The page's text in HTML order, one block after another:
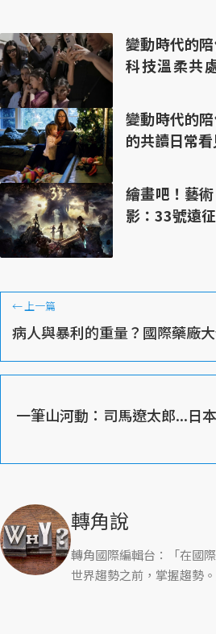
變動時代的
科技溫柔共
變動時代的
的共讀日常
繪畫吧！藝
影：33號遠
← 上一篇
病人與暴利的重量？國際藥廠
一筆山河動：司馬遼太郎...日
轉角說
轉角國際編輯台：「在國
世界趨勢之前，掌握趨勢。